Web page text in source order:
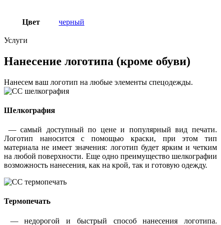
Цвет черный
Услуги
Нанесение логотипа (кроме обуви)
Нанесем ваш логотип на любые элементы спецодежды.
Шелкография
— самый доступный по цене и популярный вид печати.
Логотип наносится с помощью краски, при этом тип
материала не имеет значения: логотип будет ярким и четким
на любой поверхности. Еще одно преимущество шелкографии
возможность нанесения, как на крой, так и готовую одежду.
Термопечать
— недорогой и быстрый способ нанесения логотипа.